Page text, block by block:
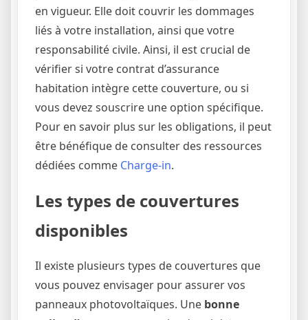
en vigueur. Elle doit couvrir les dommages
liés à votre installation, ainsi que votre
responsabilité civile. Ainsi, il est crucial de
vérifier si votre contrat d’assurance
habitation intègre cette couverture, ou si
vous devez souscrire une option spécifique.
Pour en savoir plus sur les obligations, il peut
être bénéfique de consulter des ressources
dédiées comme Charge-in.
Les types de couvertures
disponibles
Il existe plusieurs types de couvertures que
vous pouvez envisager pour assurer vos
panneaux photovoltaïques. Une bonne